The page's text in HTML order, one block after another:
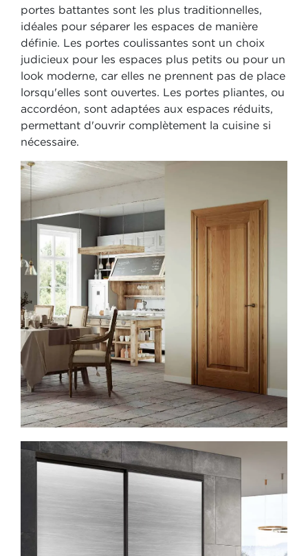
portes battantes sont les plus traditionnelles,
idéales pour séparer les espaces de manière
définie. Les portes coulissantes sont un choix
judicieux pour les espaces plus petits ou pour un
look moderne, car elles ne prennent pas de place
lorsqu'elles sont ouvertes. Les portes pliantes, ou
accordéon, sont adaptées aux espaces réduits,
permettant d'ouvrir complètement la cuisine si
nécessaire.